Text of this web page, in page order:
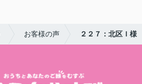
お客様の声 ２２７：北区Ｉ様